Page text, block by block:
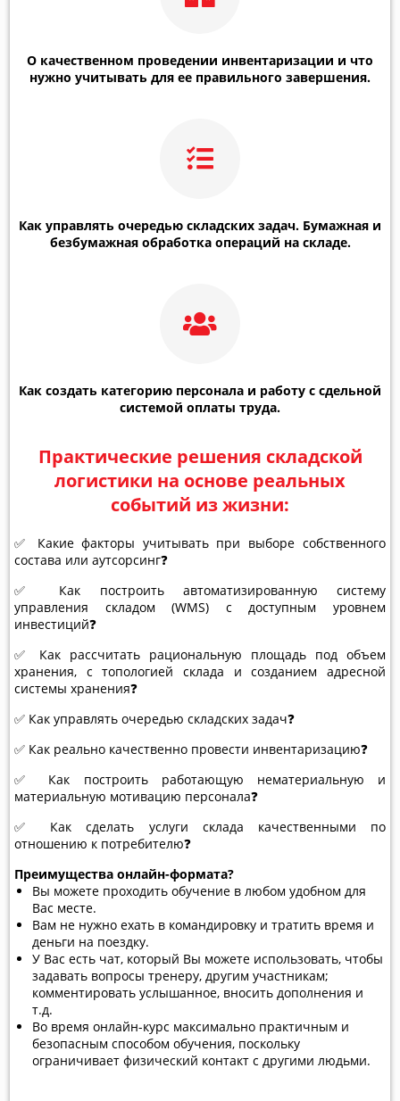
О качественном проведении инвентаризации и что
нужно учитывать для ее правильного завершения.
Как управлять очередью складских задач. Бумажная и
безбумажная обработка операций на складе.
Как создать категорию персонала и работу с сдельной
системой оплаты труда.
Практические решения складской
логистики на основе реальных
событий из жизни:
✅ Какие факторы учитывать при выборе собственного
состава или аутсорсинг❓
✅ Как построить автоматизированную систему
управления складом (WMS) с доступным уровнем
инвестиций❓
✅ Как рассчитать рациональную площадь под объем
хранения, с топологией склада и созданием адресной
системы хранения❓
✅ Как управлять очередью складских задач❓
✅ Как реально качественно провести инвентаризацию❓
✅ Как построить работающую нематериальную и
материальную мотивацию персонала❓
✅ Как сделать услуги склада качественными по
отношению к потребителю❓
Преимущества онлайн-формата?
Вы можете проходить обучение в любом удобном для
Вас месте.
Вам не нужно ехать в командировку и тратить время и
деньги на поездку.
У Вас есть чат, который Вы можете использовать, чтобы
задавать вопросы тренеру, другим участникам;
комментировать услышанное, вносить дополнения и
т.д.
Во время онлайн-курс максимально практичным и
безопасным способом обучения, поскольку
ограничивает физический контакт с другими людьми.